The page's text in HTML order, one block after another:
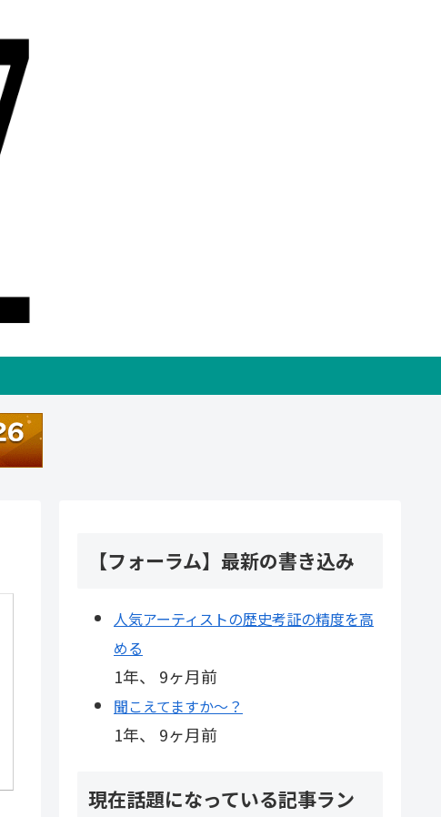
【フォーラム】最新の書き込み
人気アーティストの歴史考証の精度を高
める
1年、 9ヶ月前
聞こえてますか～？
1年、 9ヶ月前
現在話題になっている記事ラン